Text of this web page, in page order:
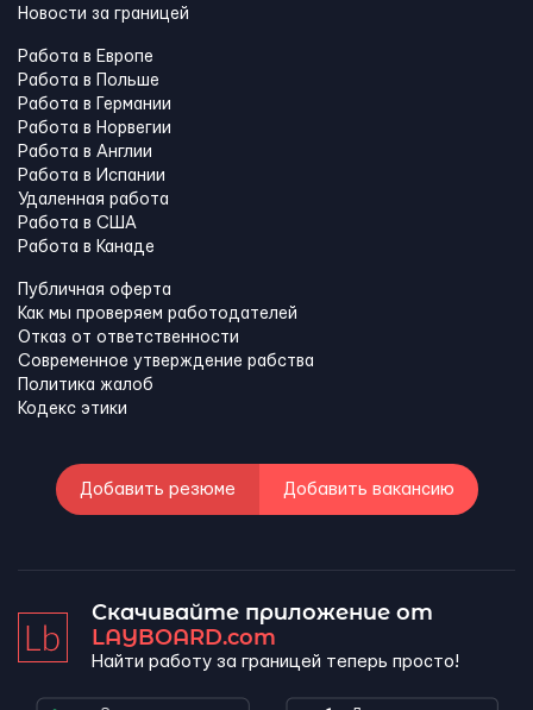
Новости за границей
Работа в Европе
Работа в Польше
Работа в Германии
Работа в Норвегии
Работа в Англии
Работа в Испании
Удаленная работа
Работа в США
Работа в Канадe
Публичная оферта
Как мы проверяем работодателей
Отказ от ответственности
Современное утверждение рабства
Политика жалоб
Кодекс этики
Добавить резюме Добавить вакансию
Скачивайте приложение от
LAYBOARD.com
Найти работу за границей теперь просто!